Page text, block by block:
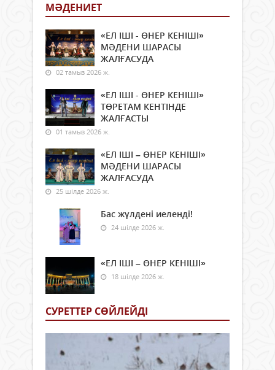
МӘДЕНИЕТ
«ЕЛ ІШІ - ӨНЕР КЕНІШІ»
МӘДЕНИ ШАРАСЫ
ЖАЛҒАСУДА
02 тамыз 2026 ж.
«ЕЛ ІШІ - ӨНЕР КЕНІШІ»
ТӨРЕТАМ КЕНТІНДЕ
ЖАЛҒАСТЫ
01 тамыз 2026 ж.
«ЕЛ ІШІ – ӨНЕР КЕНІШІ»
МӘДЕНИ ШАРАСЫ
ЖАЛҒАСУДА
25 шілде 2026 ж.
Бас жүлдені иеленді!
24 шілде 2026 ж.
«ЕЛ ІШІ – ӨНЕР КЕНІШІ»
18 шілде 2026 ж.
СУРЕТТЕР СӨЙЛЕЙДI